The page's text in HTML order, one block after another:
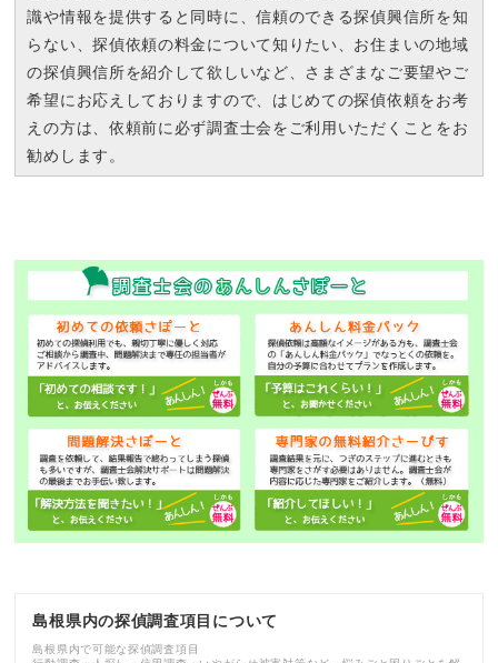
識や情報を提供すると同時に、信頼のできる探偵興信所を知
らない、探偵依頼の料金について知りたい、お住まいの地域
の探偵興信所を紹介して欲しいなど、さまざまなご要望やご
希望にお応えしておりますので、はじめての探偵依頼をお考
えの方は、依頼前に必ず調査士会をご利用いただくことをお
勧めします。
島根県内の探偵調査項目について
島根県内で可能な探偵調査項目